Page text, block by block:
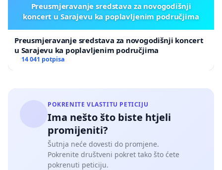
Preusmjeravanje sredstava za novogodišnji
koncert u Sarajevu ka poplavljenim područjima
Preusmjeravanje sredstava za novogodišnji koncert
u Sarajevu ka poplavljenim područjima
14 041 potpisa
POKRENITE VLASTITU PETICIJU
Ima nešto što biste htjeli
promijeniti?
Šutnja neće dovesti do promjene.
Pokrenite društveni pokret tako što ćete
pokrenuti peticiju.